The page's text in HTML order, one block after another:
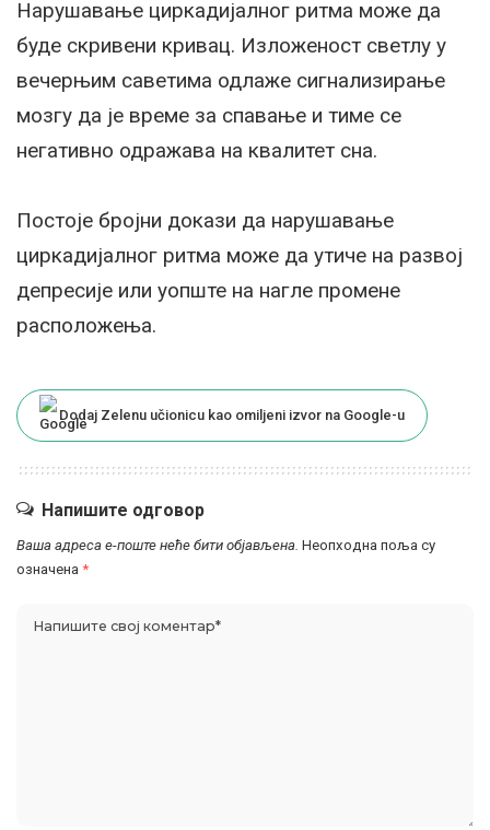
Нарушавање циркадијалног ритма може да
буде скривени кривац. Изложеност светлу у
вечерњим саветима одлаже сигнализирање
мозгу да је време за спавање и тиме се
негативно одражава на квалитет сна.
Постоје бројни докази да нарушавање
циркадијалног ритма може да утиче на развој
депресије или уопште на нагле промене
расположења.
Dodaj Zelenu učionicu kao omiljeni izvor na Google-u
Напишите одговор
Ваша адреса е-поште неће бити објављена. Неопходна поља су
означена *